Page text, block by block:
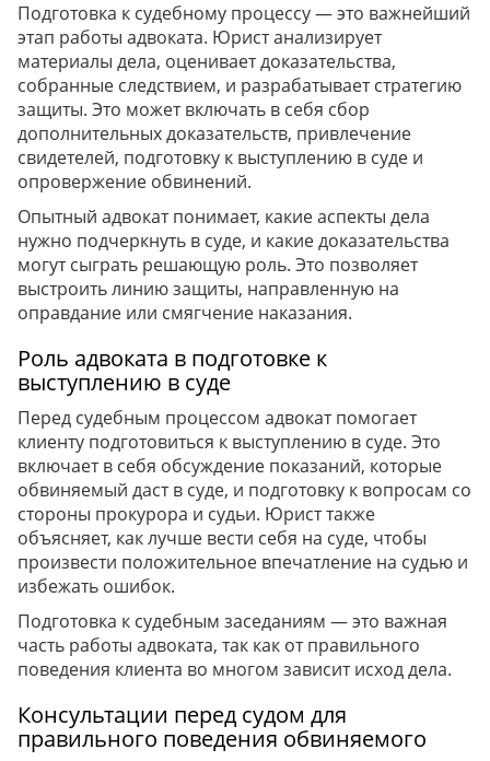
Подготовка к судебному процессу — это важнейший
этап работы адвоката. Юрист анализирует
материалы дела, оценивает доказательства,
собранные следствием, и разрабатывает стратегию
защиты. Это может включать в себя сбор
дополнительных доказательств, привлечение
свидетелей, подготовку к выступлению в суде и
опровержение обвинений.
Опытный адвокат понимает, какие аспекты дела
нужно подчеркнуть в суде, и какие доказательства
могут сыграть решающую роль. Это позволяет
выстроить линию защиты, направленную на
оправдание или смягчение наказания.
Роль адвоката в подготовке к
выступлению в суде
Перед судебным процессом адвокат помогает
клиенту подготовиться к выступлению в суде. Это
включает в себя обсуждение показаний, которые
обвиняемый даст в суде, и подготовку к вопросам со
стороны прокурора и судьи. Юрист также
объясняет, как лучше вести себя на суде, чтобы
произвести положительное впечатление на судью и
избежать ошибок.
Подготовка к судебным заседаниям — это важная
часть работы адвоката, так как от правильного
поведения клиента во многом зависит исход дела.
Консультации перед судом для
правильного поведения обвиняемого